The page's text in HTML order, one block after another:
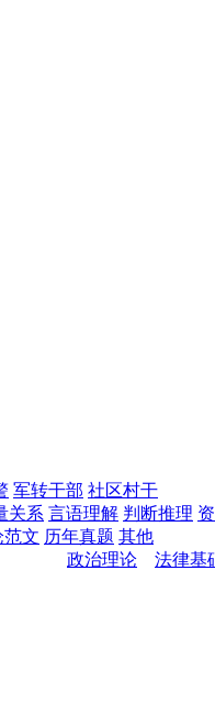
军转干部 社区村干
关系 言语理解 判断推理
范文 历年真题 其他
政治理论
法律基